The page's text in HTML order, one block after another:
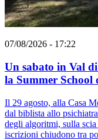
07/08/2026 - 17:22
Un sabato in Val
la Summer School
Il 29 agosto, alla Casa
dal biblista allo
degli algoritmi, sulla
iscrizioni chiudono tra